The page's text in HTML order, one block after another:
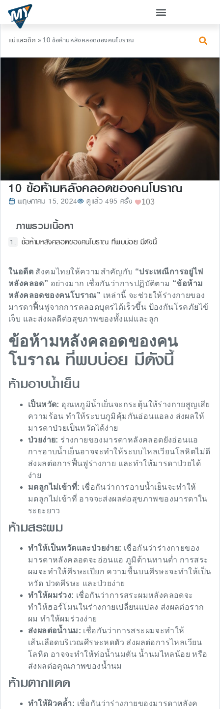
แม่และเด็ก » 10 ข้อห้ามหลังคลอดของคนโบราณ
10 ข้อห้ามหลังคลอดของคนโบราณ
พฤษภาคม 15, 2024 ดูแล้ว 495 ครั้ง 103
ภาพรวมเนื้อหา
ข้อห้ามหลังคลอดของคนโบราณ ที่พบบ่อย มีดังนี้
ในอดีต สังคมไทยให้ความสำคัญกับ “ประเพณีการอยู่ไฟ
หลังคลอด” อย่างมาก เชื่อกันว่าการปฏิบัติตาม “ข้อห้าม
หลังคลอดของคนโบราณ” เหล่านี้ จะช่วยให้ร่างกายของ
มารดาฟื้นฟูจากการคลอดบุตรได้เร็วขึ้น ป้องกันโรคภัยไข้
เจ็บ และส่งผลดีต่อสุขภาพของทั้งแม่และลูก
ข้อห้ามหลังคลอดของคน
โบราณ ที่พบบ่อย มีดังนี้
ห้ามอาบน้ำเย็น
เป็นหวัด: อุณหภูมิน้ำเย็นจะกระตุ้นให้ร่างกายสูญเสีย
ความร้อน ทำให้ระบบภูมิคุ้มกันอ่อนแอลง ส่งผลให้
มารดาป่วยเป็นหวัดได้ง่าย
ป่วยง่าย: ร่างกายของมารดาหลังคลอดยังอ่อนแอ
การอาบน้ำเย็นอาจจะทำให้ระบบไหลเวียนโลหิตไม่ดี
ส่งผลต่อการฟื้นฟูร่างกาย และทำให้มารดาป่วยได้
ง่าย
มดลูกไม่เข้าที่: เชื่อกันว่าการอาบน้ำเย็นจะทำให้
มดลูกไม่เข้าที่ อาจจะส่งผลต่อสุขภาพของมารดาใน
ระยะยาว
ห้ามสระผม
ทำให้เป็นหวัดและป่วยง่าย: เชื่อกันว่าร่างกายของ
มารดาหลังคลอดจะอ่อนแอ ภูมิต้านทานต่ำ การสระ
ผมจะทำให้ศีรษะเปียก ความชื้นบนศีรษะจะทำให้เป็น
หวัด ปวดศีรษะ และป่วยง่าย
ทำให้ผมร่วง: เชื่อกันว่าการสระผมหลังคลอดจะ
ทำให้ฮอร์โมนในร่างกายเปลี่ยนแปลง ส่งผลต่อราก
ผม ทำให้ผมร่วงง่าย
ส่งผลต่อน้ำนม: เชื่อกันว่าการสระผมจะทำให้
เส้นเลือดบริเวณศีรษะหดตัว ส่งผลต่อการไหลเวียน
โลหิต อาจจะทำให้ท่อน้ำนมตัน น้ำนมไหลน้อย หรือ
ส่งผลต่อคุณภาพของน้ำนม
ห้ามตากแดด
ทำให้ผิวคล้ำ: เชื่อกันว่าร่างกายของมารดาหลังค